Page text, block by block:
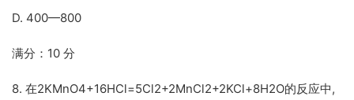
D. 400—800
满分：10 分
8. 在2KMnO4+16HCl=5Cl2+2MnCl2+2KCl+8H2O的反应中,